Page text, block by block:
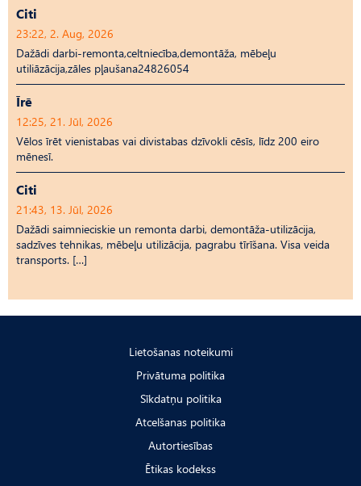
Citi
23:22, 2. Aug, 2026
Dažādi darbi-remonta,celtniecība,demontāža, mēbeļu
utiliāzācija,zāles pļaušana24826054
Īrē
12:25, 21. Jūl, 2026
Vēlos īrēt vienistabas vai divistabas dzīvokli cēsīs, līdz 200 eiro
mēnesī.
Citi
21:43, 13. Jūl, 2026
Dažādi saimnieciskie un remonta darbi, demontāža-utilizācija,
sadzīves tehnikas, mēbeļu utilizācija, pagrabu tīrīšana. Visa veida
transports. […]
Lietošanas noteikumi
Privātuma politika
Sīkdatņu politika
Atcelšanas politika
Autortiesības
Ētikas kodekss